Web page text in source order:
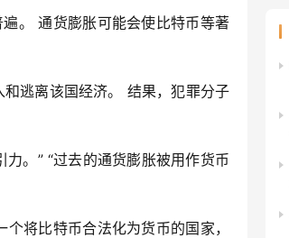
。 通货膨胀可能会使比特币等著
逃离该国经济。 结果，犯罪分子
。” “过去的通货膨胀被用作货币
将比特币合法化为货币的国家，